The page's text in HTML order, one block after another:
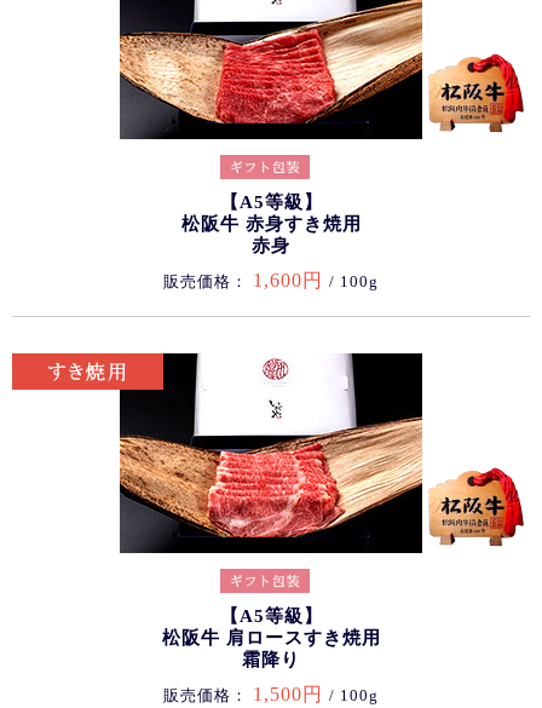
【A5等級】
松阪牛 赤身すき焼用
赤身
販売価格： 1,600円 / 100g
【A5等級】
松阪牛 肩ロースすき焼用
霜降り
販売価格： 1,500円 / 100g